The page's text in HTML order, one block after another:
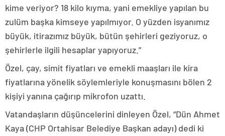
kime veriyor? 18 kilo kıyma, yani emekliye yapılan bu
zulüm başka kimseye yapılmıyor. O yüzden isyanımız
büyük, itirazımız büyük, bütün şehirleri geziyoruz, o
şehirlerle ilgili hesaplar yapıyoruz.”
Özel, çay, simit fiyatları ve emekli maaşları ile kira
fiyatlarına yönelik söylemleriyle konuşmasını bölen 2
kişiyi yanına çağırıp mikrofon uzattı.
Vatandaşların düşüncelerini dinleyen Özel, “Dün Ahmet
Kaya (CHP Ortahisar Belediye Başkan adayı) dedi ki